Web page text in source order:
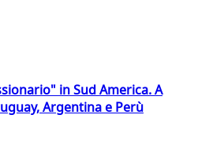
in Sud America. A
Argentina e Perù